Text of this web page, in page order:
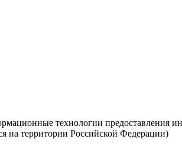
технологии предоставления
на территории Российской Федерации)